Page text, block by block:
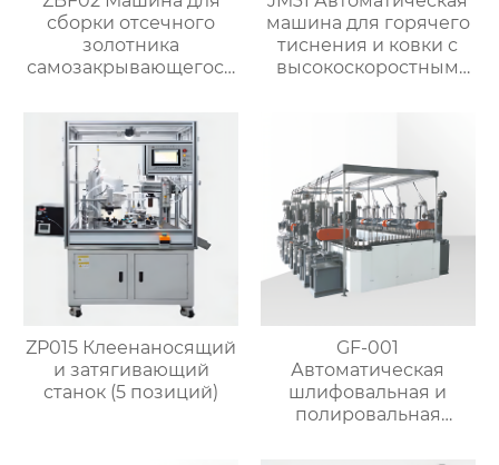
сборки отсечного
золотника
самозакрывающегося
машина для горячего
тиснения и ковки с
высокоскоростным
ZP015 Клеенаносящий
и затягивающий
станок (5 позиций)
GF-001
Автоматическая
шлифовальная и
полировальная